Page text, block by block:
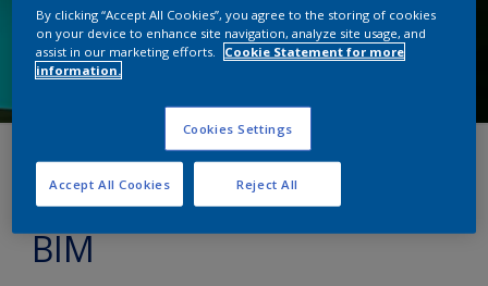
Descarga nuestras
Bibliotecas de Colores
BIM
By clicking “Accept All Cookies”, you agree to the storing of cookies
on your device to enhance site navigation, analyze site usage, and
assist in our marketing efforts.
Cookie Statement for more
information.
Cookies Settings
Reject All
Accept All Cookies